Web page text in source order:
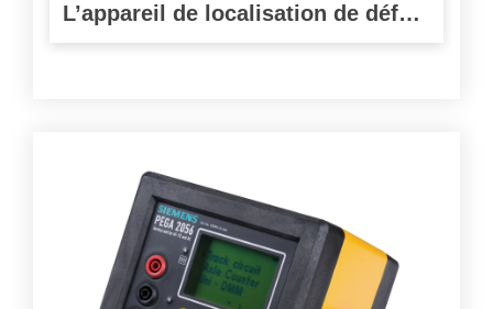
L’appareil de localisation de défauts d’isolation et de contact